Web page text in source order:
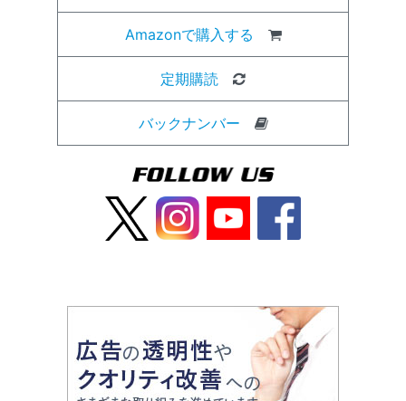
Amazonで購入する
定期購読
バックナンバー